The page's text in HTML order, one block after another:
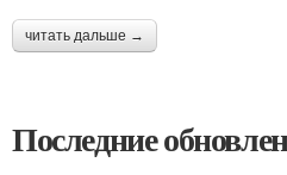
читать дальше →
Последние